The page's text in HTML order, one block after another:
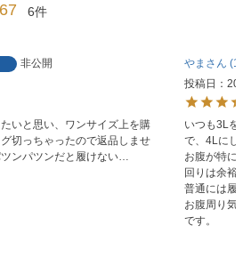
6
非公開
いと思い、ワンサイズ上を購
切っちゃったので返品しませ
ンパツンだと履けない…
やま
1
投稿日
いつも3Lを
で、4Lにし
お腹が特に
回りは余裕
普通には履
お腹周り気
です。